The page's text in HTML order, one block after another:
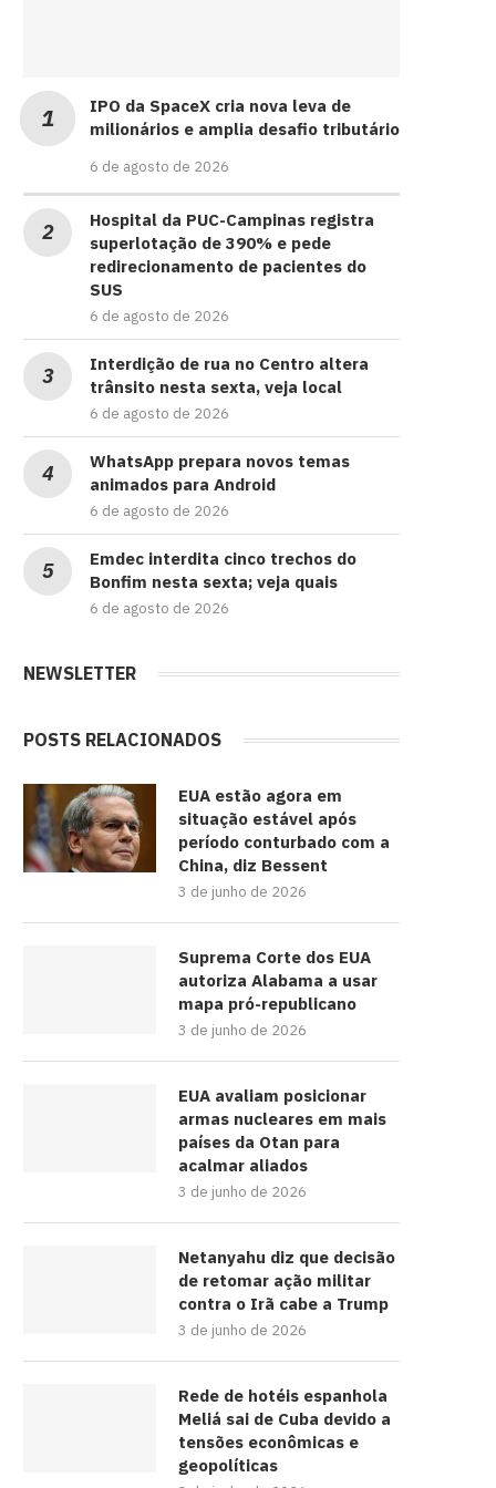
IPO da SpaceX cria nova leva de
milionários e amplia desafio tributário
6 de agosto de 2026
Hospital da PUC-Campinas registra
superlotação de 390% e pede
redirecionamento de pacientes do
SUS
6 de agosto de 2026
Interdição de rua no Centro altera
trânsito nesta sexta, veja local
6 de agosto de 2026
WhatsApp prepara novos temas
animados para Android
6 de agosto de 2026
Emdec interdita cinco trechos do
Bonfim nesta sexta; veja quais
6 de agosto de 2026
NEWSLETTER
POSTS RELACIONADOS
EUA estão agora em
situação estável após
período conturbado com a
China, diz Bessent
3 de junho de 2026
Suprema Corte dos EUA
autoriza Alabama a usar
mapa pró-republicano
3 de junho de 2026
EUA avaliam posicionar
armas nucleares em mais
países da Otan para
acalmar aliados
3 de junho de 2026
Netanyahu diz que decisão
de retomar ação militar
contra o Irã cabe a Trump
3 de junho de 2026
Rede de hotéis espanhola
Meliá sai de Cuba devido a
tensões econômicas e
geopolíticas